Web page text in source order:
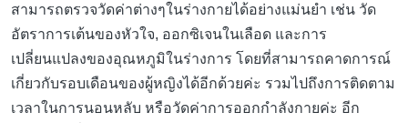
สามารถตรวจวัดค่าต่างๆในร่างกายได้อย่างแม่นยำ เช่น วัด
อัตราการเต้นของหัวใจ, ออกซิเจนในเลือด และการ
เปลี่ยนแปลงของอุณหภูมิในร่างการ โดยที่สามารถคาดการณ์
เกี่ยวกับรอบเดือนของผู้หญิงได้อีกด้วยค่ะ รวมไปถึงการติดตาม
เวลาในการนอนหลับ หรือวัดค่าการออกกำลังกายค่ะ อีก